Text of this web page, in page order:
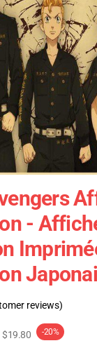
-
reviews)
$19.80 -20%